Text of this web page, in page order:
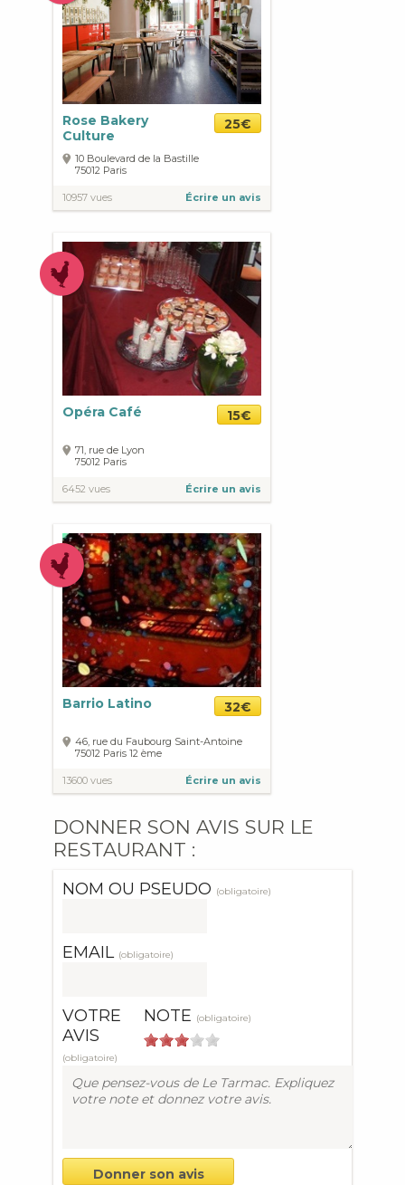
Rose Bakery
Culture
25€
10 Boulevard de la Bastille
75012 Paris
10957 vues Écrire un avis
Opéra Café 15€
71, rue de Lyon
75012 Paris
6452 vues Écrire un avis
Barrio Latino 32€
46, rue du Faubourg Saint-Antoine
75012 Paris 12 ème
13600 vues Écrire un avis
DONNER SON AVIS SUR LE
RESTAURANT :
NOM OU PSEUDO (obligatoire)
EMAIL (obligatoire)
NOTE (obligatoire)
VOTRE
AVIS
(obligatoire)